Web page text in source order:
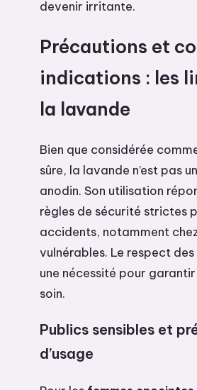
devenir irritante.
Précautions et
indications : les
la lavande
Bien que considérée
sûre, la lavande n’est pas
anodin. Son utilisation
règles de sécurité strictes
accidents, notamment
vulnérables. Le respect
une nécessité pour garantir
soin.
Publics sensibles et
d’usage